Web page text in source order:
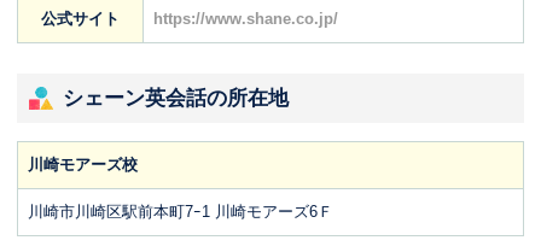
公式サイト https://www.shane.co.jp/
シェーン英会話の所在地
川崎モアーズ校
川崎市川崎区駅前本町7ｰ1 川崎モアーズ6Ｆ